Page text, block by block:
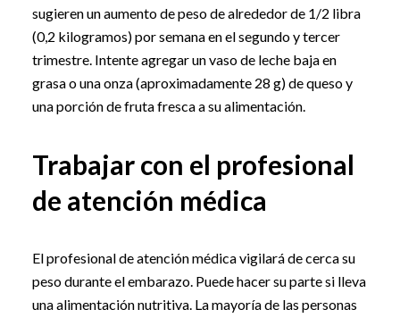
sugieren un aumento de peso de alrededor de 1/2 libra
(0,2 kilogramos) por semana en el segundo y tercer
trimestre. Intente agregar un vaso de leche baja en
grasa o una onza (aproximadamente 28 g) de queso y
una porción de fruta fresca a su alimentación.
Trabajar con el profesional
de atención médica
El profesional de atención médica vigilará de cerca su
peso durante el embarazo. Puede hacer su parte si lleva
una alimentación nutritiva. La mayoría de las personas